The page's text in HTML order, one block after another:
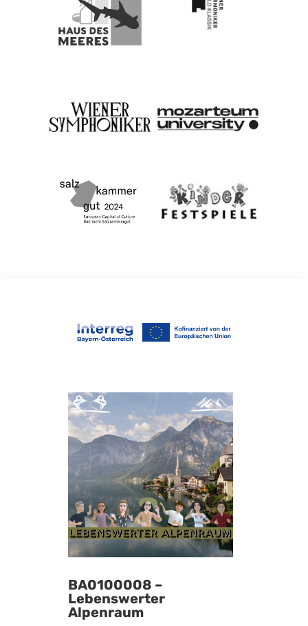
BA0100008 –
Lebenswerter
Alpenraum